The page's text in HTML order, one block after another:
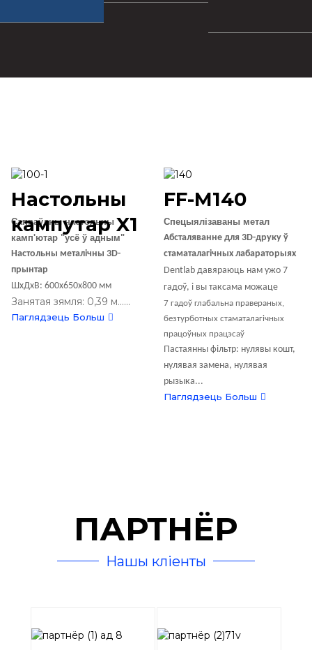
Настольны
кампутар X1
Сапраўдны настольны
камп'ютар "усё ў адным"
Настольны металічны 3D-
прынтар
ШхДхВ: 600х650х800 мм
Занятая зямля: 0,39 м......
Паглядзець Больш
FF-M140
Спецыялізаваны метал
Абсталяванне для 3D-друку ў
стаматалагічных лабараторыях
Dentlab давяраюць нам ужо 7
гадоў, і вы таксама можаце
7 гадоў глабальна правераных,
безтурботных стаматалагічных
працоўных працэсаў
Пастаянны фільтр: нулявы кошт,
нулявая замена, нулявая
рызыка...
Паглядзець Больш
ПАРТНЁР
Нашы кліенты